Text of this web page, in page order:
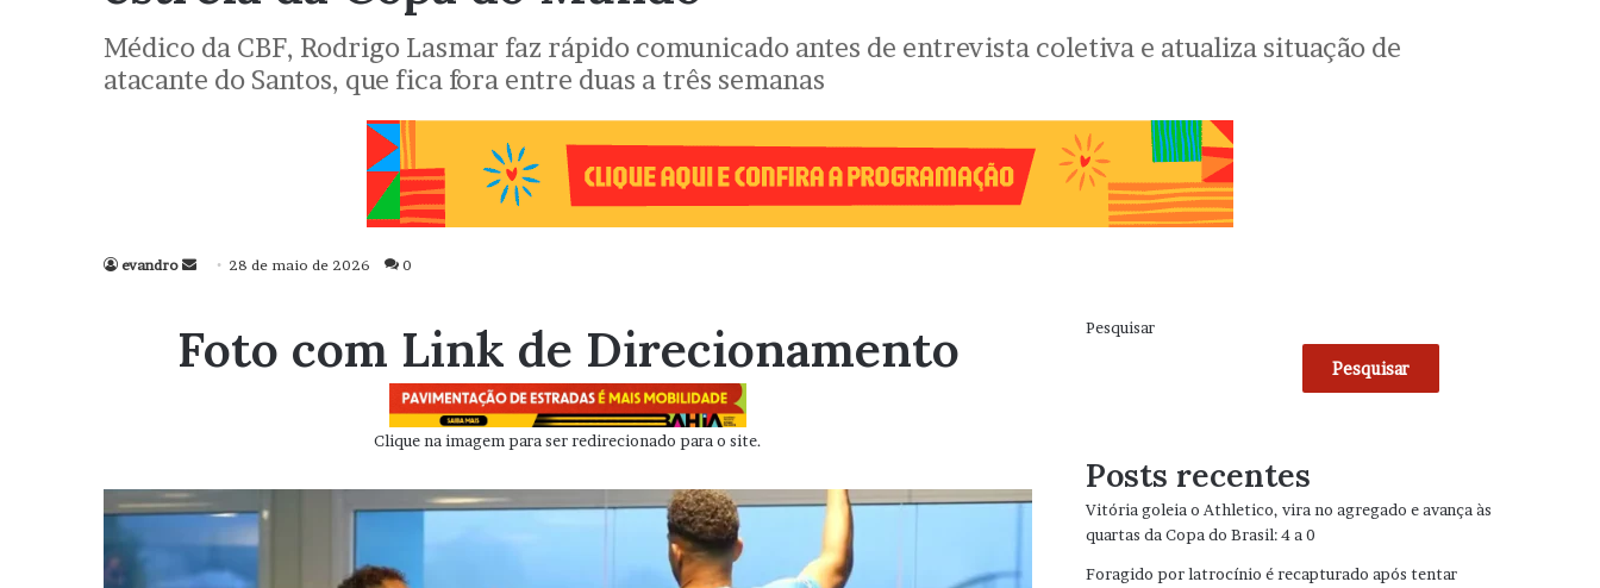
Médico da CBF, Rodrigo Lasmar faz rápido comunicado antes de entrevista coletiva e atualiza situação de
atacante do Santos, que fica fora entre duas a três semanas
evandro
Mande
mail
28 de maio de 2026 0
Foto com Link de Direcionamento
Clique na imagem para ser redirecionado para o site.
Pesquisar
Pesquisar
Posts recentes
Vitória goleia o Athletico, vira no agregado e avança às
quartas da Copa do Brasil: 4 a 0
Foragido por latrocínio é recapturado após tentar